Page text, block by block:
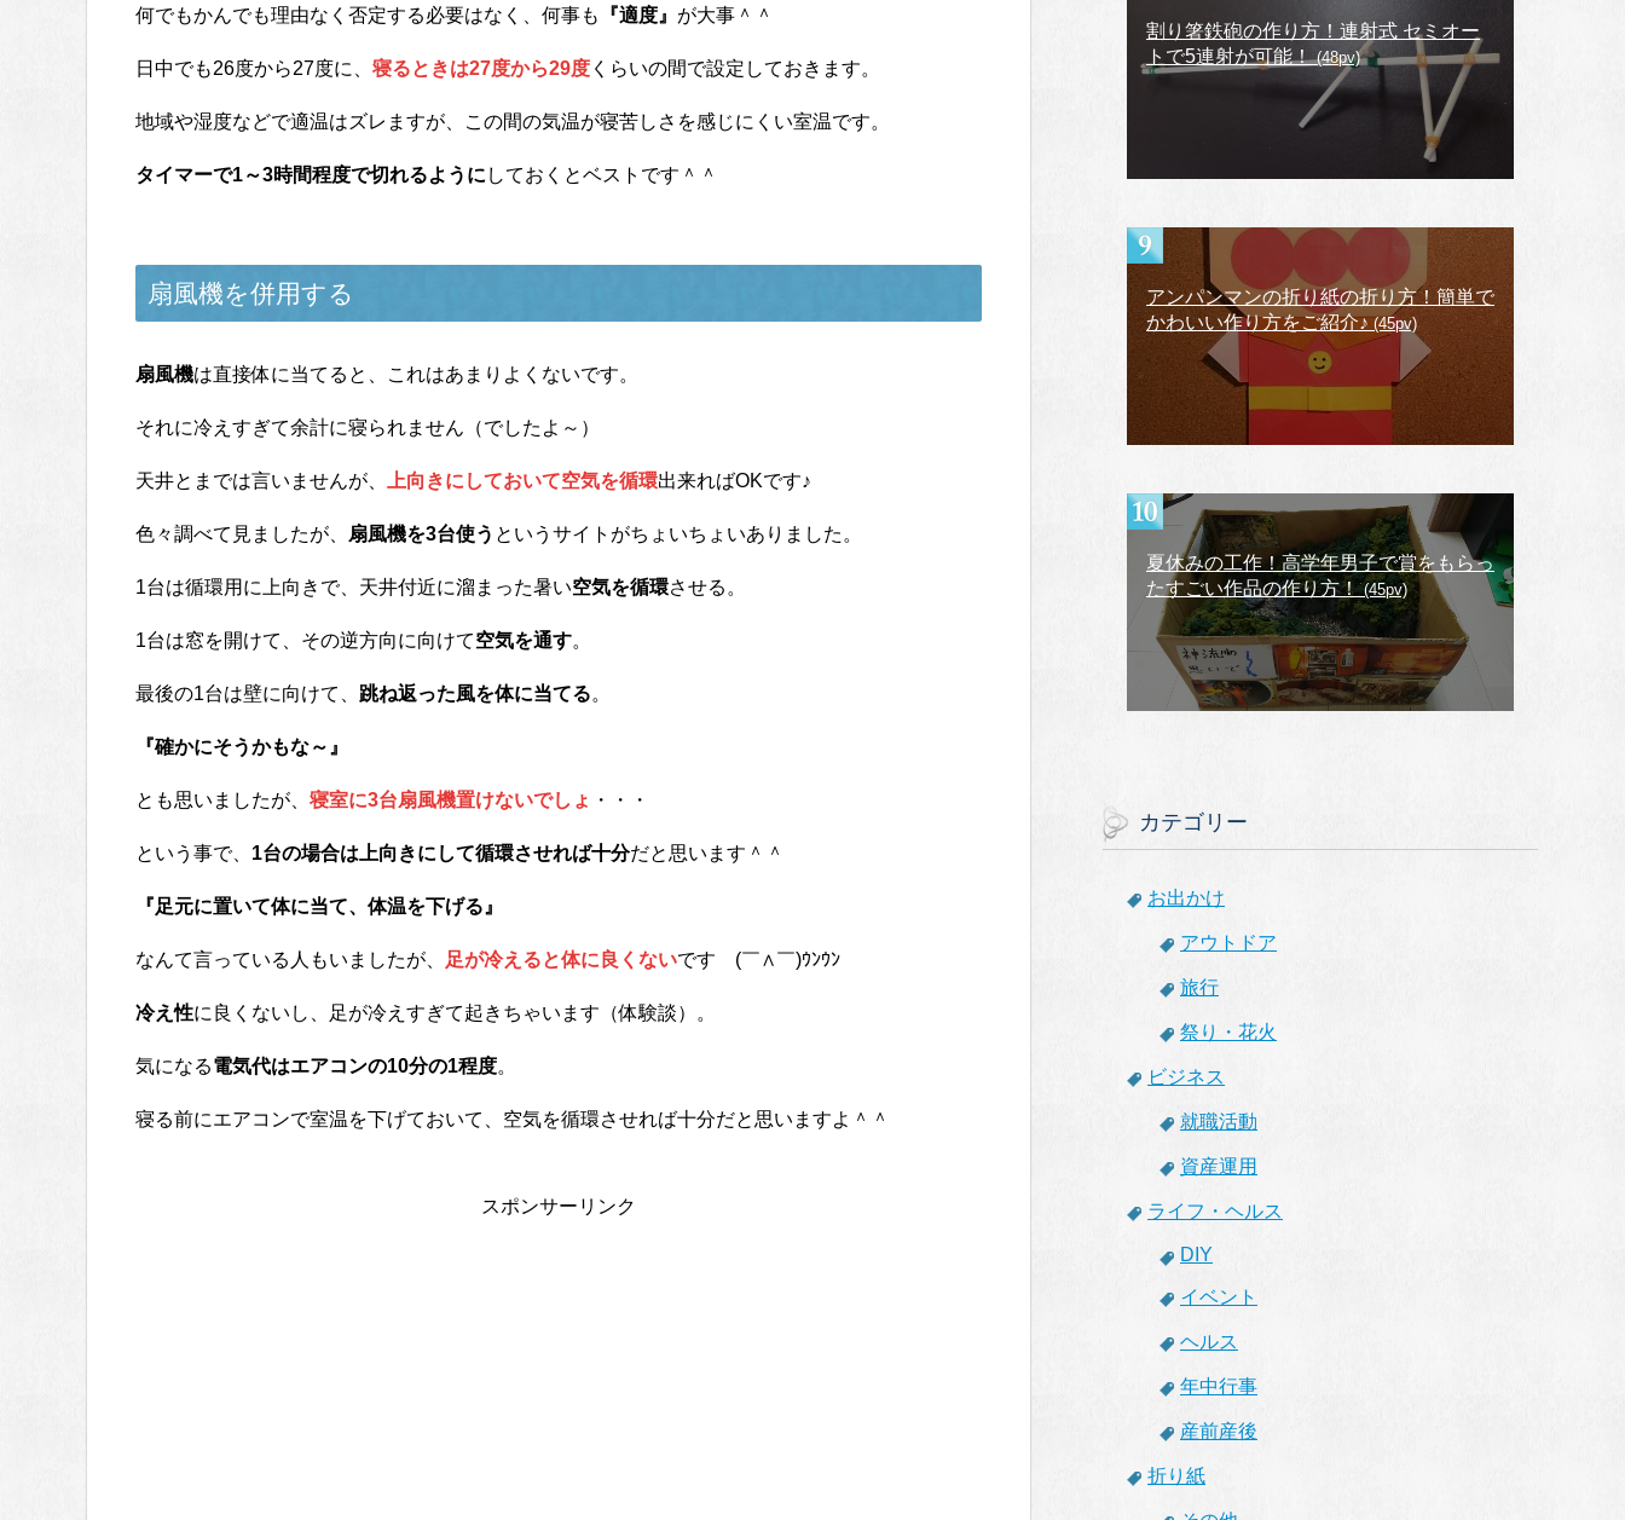
何でもかんでも理由なく否定する必要はなく、何事も 『適度』 が大事＾＾
日中でも26度から27度に、 寝るときは27度から29度 くらいの間で設定しておきます。
地域や湿度などで適温はズレますが、この間の気温が寝苦しさを感じにくい室温です。
タイマーで1～3時間程度で切れるように しておくとベストです＾＾
扇風機を併用する
扇風機は直接体に当てると、これはあまりよくないです。
それに冷えすぎて余計に寝られません（でしたよ～）
天井とまでは言いませんが、 上向きにしておいて空気を循環出来ればOKです♪
色々調べて見ましたが、 扇風機を3台使う というサイトがちょいちょいありました。
1台は循環用に上向きで、天井付近に溜まった暑い空気を循環させる。
1台は窓を開けて、その逆方向に向けて空気を通す。
最後の1台は壁に向けて、 跳ね返った風を体に当てる。
『確かにそうかもな～』
とも思いましたが、 寝室に3台扇風機置けないでしょ ・・・
という事で、 1台の場合は上向きにして循環させれば十分だと思います＾＾
『足元に置いて体に当て、体温を下げる』
なんて言っている人もいましたが、 足が冷えると体に良くないです (￣∧￣)ｳﾝｳﾝ
冷え性に良くないし、足が冷えすぎて起きちゃいます（体験談）。
気になる電気代はエアコンの10分の1程度。
寝る前にエアコンで室温を下げておいて、空気を循環させれば十分だと思いますよ＾＾
スポンサーリンク
割り箸鉄砲の作り方！連射式 セミオー
トで5連射が可能！(48pv)
アンパンマンの折り紙の折り方！簡単で
かわいい作り方をご紹介♪ (45pv)
夏休みの工作！高学年男子で賞をもらっ
たすごい作品の作り方！(45pv)
カテゴリー
お出かけ
アウトドア
旅行
祭り・花火
ビジネス
就職活動
資産運用
ライフ・ヘルス
DIY
イベント
ヘルス
年中行事
産前産後
折り紙